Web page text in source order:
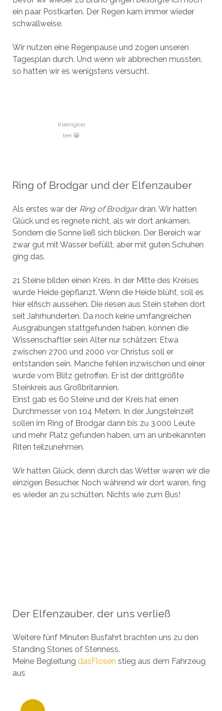
ein paar Postkarten. Der Regen kam immer wieder
schwallweise.
Wir nutzen eine Regenpause und zogen unseren
Tagesplan durch. Und wenn wir abbrechen mussten,
so hatten wir es wenigstens versucht.
Kleinigkei
ten 😀
Ring of Brodgar und der Elfenzauber
Als erstes war derRing of Brodgardran. Wir hatten
Glück und es regnete nicht, als wir dort ankamen.
Sondern die Sonne ließ sich blicken. Der Bereich war
zwar gut mit Wasser befüllt, aber mit guten Schuhen
ging das.
21 Steine bilden einen Kreis. In der Mitte des Kreises
wurde Heide gepflanzt. Wenn die Heide blüht, soll es
hier elfisch aussehen. Die riesen aus Stein stehen dort
seit Jahrhunderten. Da noch keine umfangreichen
Ausgrabungen stattgefunden haben, können die
Wissenschaftler sein Alter nur schätzen: Etwa
zwischen 2700 und 2000 vor Christus soll er
entstanden sein. Manche fehlen inzwischen und einer
wurde vom Blitz getroffen. Er ist der drittgrößte
Steinkreis aus Großbritannien.
Einst gab es 60 Steine und der Kreis hat einen
Durchmesser von 104 Metern. In der Jungsteinzeit
sollen im Ring of Brodgar dann bis zu 3.000 Leute
und mehr Platz gefunden haben, um an unbekannten
Riten teilzunehmen.
Wir hatten Glück, denn durch das Wetter waren wir die
einzigen Besucher. Noch während wir dort waren, fing
es wieder an zu schütten. Nichts wie zum Bus!
Der Elfenzauber, der uns verließ
Weitere fünf Minuten Busfahrt brachten uns zu den
Standing Stones of Stenness.
Meine Begleitung dasFlosen stieg aus dem Fahrzeug
aus